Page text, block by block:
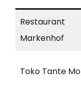
Restaurant
Markenhof
Toko Tante Mo